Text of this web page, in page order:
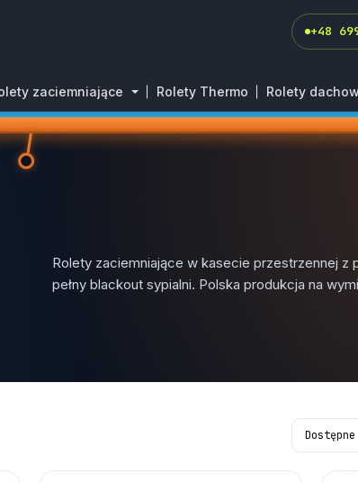
+48
zaciemniające Rolety Thermo Rolety
Rolety zaciemniające w kasecie przestrzennej
pełny blackout sypialni. Polska produkcja na
Dostępne